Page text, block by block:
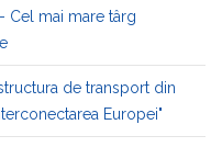
Cel mai mare târg
de transport din
Europei"